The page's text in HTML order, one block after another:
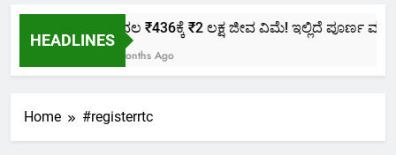
HEADLINES
ಕೇವಲ ₹436ಕ್ಕೆ ₹2 ಲಕ್ಷ ಜೀವ ವಿಮೆ! ಇಲ್ಲಿದೆ ಪೂರ್ಣ
2 Months Ago
Home #registerrtc